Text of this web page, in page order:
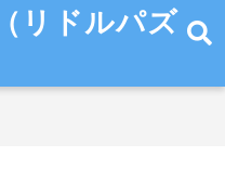
リドルパズ